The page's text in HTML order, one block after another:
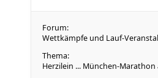
Forum:
Wettkämpfe und Lauf-
Thema:
Herzilein ... München-Marathon